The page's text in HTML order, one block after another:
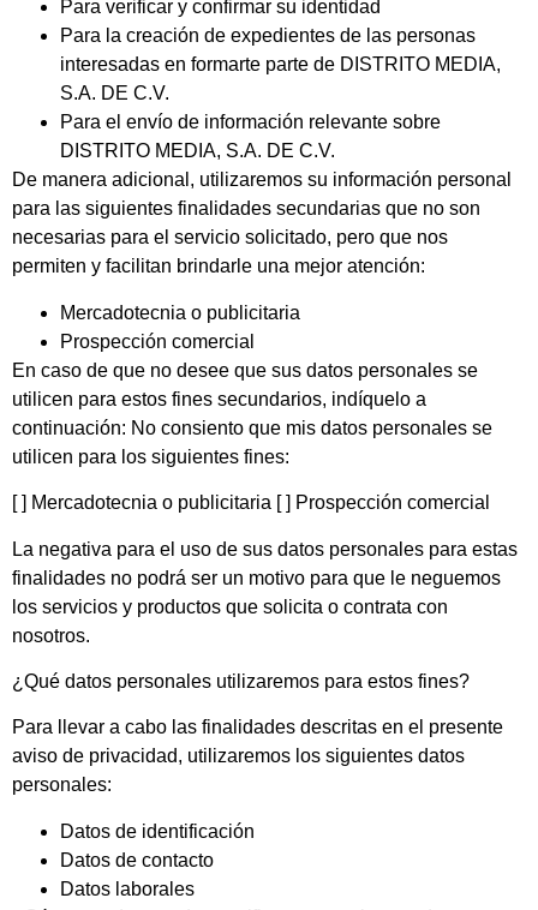
Para verificar y confirmar su identidad
Para la creación de expedientes de las personas
interesadas en formarte parte de DISTRITO MEDIA,
S.A. DE C.V.
Para el envío de información relevante sobre
DISTRITO MEDIA, S.A. DE C.V.
De manera adicional, utilizaremos su información personal
para las siguientes finalidades secundarias que no son
necesarias para el servicio solicitado, pero que nos
permiten y facilitan brindarle una mejor atención:
Mercadotecnia o publicitaria
Prospección comercial
En caso de que no desee que sus datos personales se
utilicen para estos fines secundarios, indíquelo a
continuación: No consiento que mis datos personales se
utilicen para los siguientes fines:
[ ] Mercadotecnia o publicitaria [ ] Prospección comercial
La negativa para el uso de sus datos personales para estas
finalidades no podrá ser un motivo para que le neguemos
los servicios y productos que solicita o contrata con
nosotros.
¿Qué datos personales utilizaremos para estos fines?
Para llevar a cabo las finalidades descritas en el presente
aviso de privacidad, utilizaremos los siguientes datos
personales:
Datos de identificación
Datos de contacto
Datos laborales